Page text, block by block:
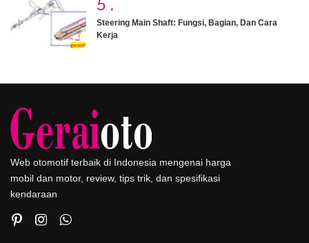
5 .
Steering Main Shaft: Fungsi, Bagian, Dan Cara
Kerja
Web otomotif terbaik di Indonesia mengenai harga
mobil dan motor, review, tips trik, dan spesifikasi
kendaraan